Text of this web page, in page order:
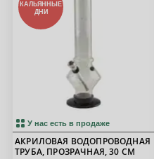
КАЛЬЯННЫЕ
ДНИ
У нас есть в продаже
АКРИЛОВАЯ ВОДОПРОВОДНАЯ
ТРУБА, ПРОЗРАЧНАЯ, 30 СМ